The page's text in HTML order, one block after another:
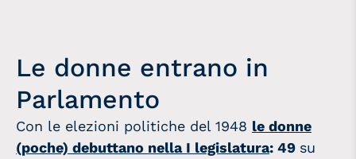
Le donne entrano in
Parlamento
Con le elezioni politiche del 1948 le donne
(poche) debuttano nella I legislatura: 49 su